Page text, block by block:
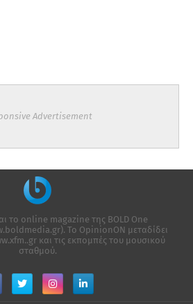
Advertisement
το online magazine της ΒΟLD One
Το OpinionON μεταδίδει
και τις εκπομπές του μουσικού
σταθμού.